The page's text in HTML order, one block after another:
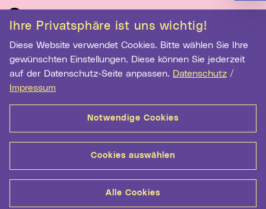
Ihre Privatsphäre ist uns wichtig!
Diese Website verwendet Cookies. Bitte wählen Sie Ihre
gewünschten Einstellungen. Diese können Sie jederzeit
auf der Datenschutz-Seite anpassen. Datenschutz /
Impressum
Notwendige Cookies
Cookies auswählen
Alle Cookies
Schau auf Linz
Newsletter-Anmeldung
E-Mail-Adresse eingeben
Anmelden